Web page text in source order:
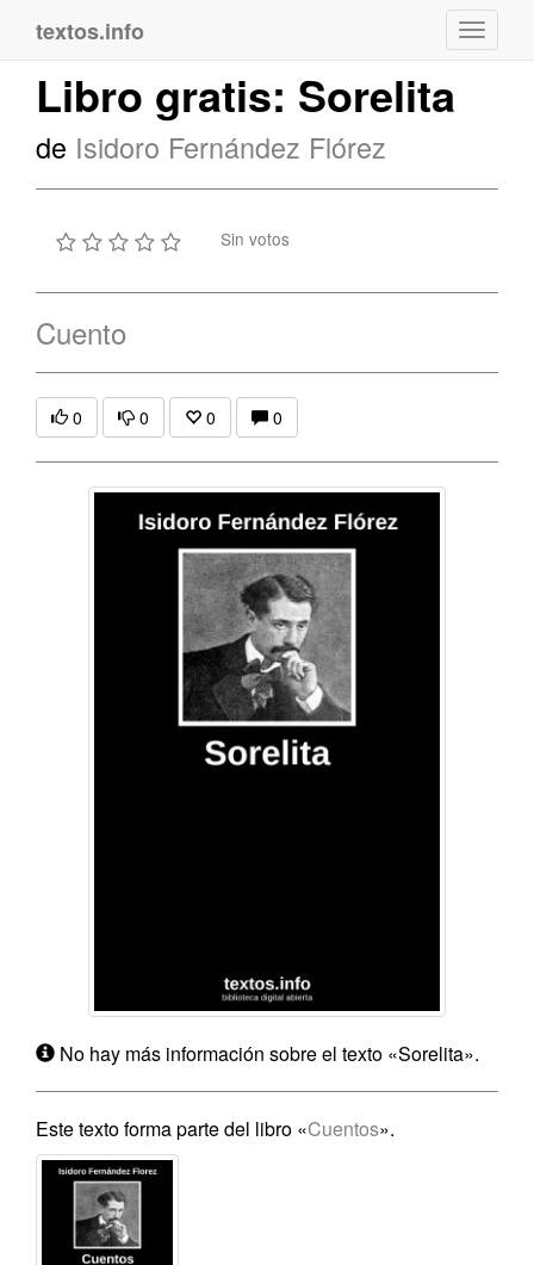
textos.info
Libro gratis: Sorelita
de Isidoro Fernández Flórez
Sin votos
Cuento
0 0 0 0
No hay más información sobre el texto «Sorelita».
Este texto forma parte del libro «Cuentos».